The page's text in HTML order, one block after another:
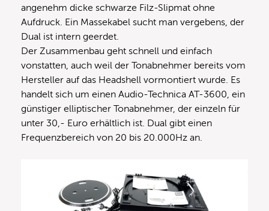
angenehm dicke schwarze Filz-Slipmat ohne
Aufdruck. Ein Massekabel sucht man vergebens, der
Dual ist intern geerdet.
Der Zusammenbau geht schnell und einfach
vonstatten, auch weil der Tonabnehmer bereits vom
Hersteller auf das Headshell vormontiert wurde. Es
handelt sich um einen Audio-Technica AT-3600, ein
günstiger elliptischer Tonabnehmer, der einzeln für
unter 30,- Euro erhältlich ist. Dual gibt einen
Frequenzbereich von 20 bis 20.000Hz an.